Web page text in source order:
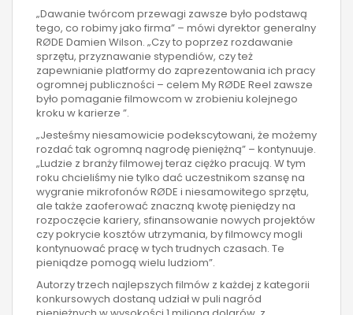
„Dawanie twórcom przewagi zawsze było podstawą
tego, co robimy jako firma” – mówi dyrektor generalny
RØDE Damien Wilson. „Czy to poprzez rozdawanie
sprzętu, przyznawanie stypendiów, czy też
zapewnianie platformy do zaprezentowania ich pracy
ogromnej publiczności – celem My RØDE Reel zawsze
było pomaganie filmowcom w zrobieniu kolejnego
kroku w karierze ”.
„Jesteśmy niesamowicie podekscytowani, że możemy
rozdać tak ogromną nagrodę pieniężną” – kontynuuje.
„Ludzie z branży filmowej teraz ciężko pracują. W tym
roku chcieliśmy nie tylko dać uczestnikom szansę na
wygranie mikrofonów RØDE i niesamowitego sprzętu,
ale także zaoferować znaczną kwotę pieniędzy na
rozpoczęcie kariery, sfinansowanie nowych projektów
czy pokrycie kosztów utrzymania, by filmowcy mogli
kontynuować pracę w tych trudnych czasach. Te
pieniądze pomogą wielu ludziom”.
Autorzy trzech najlepszych filmów z każdej z kategorii
konkursowych dostaną udział w puli nagród